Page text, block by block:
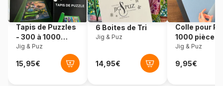
Nombre de pièces 15 pièces
Dimensions 25 x 15 cm
Tapis de Puzzles
- 300 à 1000
pièces
Jig & Puz
6 Boites de Tri
Jig & Puz
Colle pour
1000 pièces
Jig & Puz